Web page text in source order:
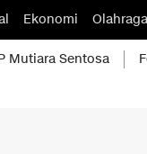
Ekonomi Olahraga
Mutiara Sentosa